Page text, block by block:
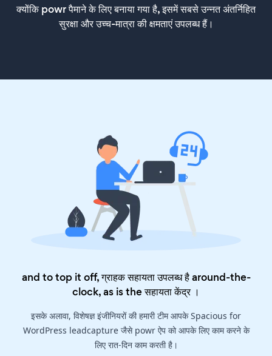
क्योंकि powr पैमाने के लिए बनाया गया है, इसमें सबसे उन्नत अंतर्निहित
सुरक्षा और उच्च-मात्रा की क्षमताएं उपलब्ध हैं।
and to top it off, ग्राहक सहायता उपलब्ध है around-the-
clock, as is theसहायता केंद्र।
इसके अलावा, विशेषज्ञ इंजीनियरों की हमारी टीम आपके Spacious for
WordPress leadcapture जैसे powr ऐप को आपके लिए काम करने के
लिए रात-दिन काम करती है।